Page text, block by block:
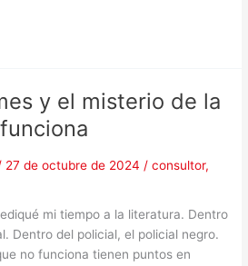
y el misterio de la
27 de octubre de 2024/consultor,
mi tiempo a la literatura. Dentro
Dentro del policial, el policial negro.
no funciona tienen puntos en